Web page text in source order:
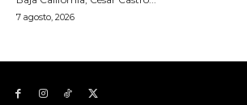
7 agosto, 2026